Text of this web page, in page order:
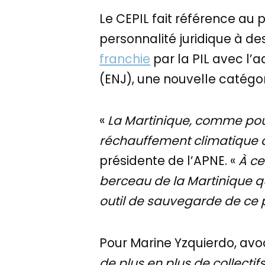
Le CEPIL fait référence
personnalité juridique à
franchie par la PIL avec
(ENJ), une nouvelle
« La Martinique, comme
réchauffement climatique
présidente de l’APNE. « À
berceau de la Martinique
outil de sauvegarde de
Pour Marine Yzquierdo,